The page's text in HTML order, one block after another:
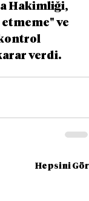
Hakimliği,
ve
kontrol
verdi.
Hepsini Gör